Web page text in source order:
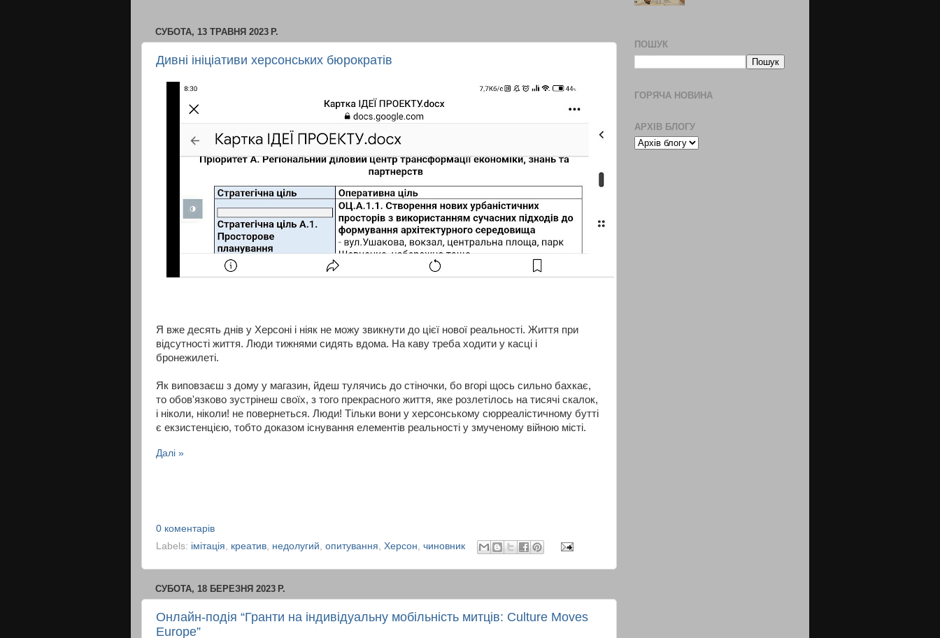
СУБОТА, 13 ТРАВНЯ 2023 Р.
Дивні ініціативи херсонських бюрократів
Я вже десять днів у Херсоні і ніяк не можу звикнути до цієї нової реальності. Життя при
відсутності життя. Люди тижнями сидять вдома. На каву треба ходити у касці і
бронежилеті.
Як виповзаєш з дому у магазин, йдеш тулячись до стіночки, бо вгорі щось сильно бахкає,
то обов'язково зустрінеш своїх, з того прекрасного життя, яке розлетілось на тисячі скалок,
і ніколи, ніколи! не повернеться. Люди! Тільки вони у херсонському сюрреалістичному бутті
є екзистенцією, тобто доказом існування елементів реальності у змученому війною місті.
Далі »
0 коментарів
Labels: імітація, креатив, недолугий, опитування, Херсон, чиновник
СУБОТА, 18 БЕРЕЗНЯ 2023 Р.
Онлайн-подія “Гранти на індивідуальну мобільність митців: Culture Moves
Europe”
ПОШУК
ГОРЯЧА НОВИНА
АРХІВ БЛОГУ